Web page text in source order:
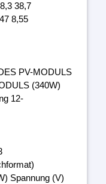
38,7
8,55
PV-MODULS
(340W)
12-
Spannung (V)